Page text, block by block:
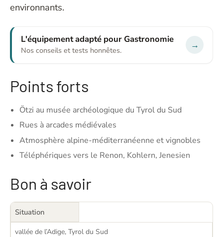
environnants.
L'équipement adapté pour Gastronomie
Nos conseils et tests honnêtes. →
Points forts
Ötzi au musée archéologique du Tyrol du Sud
Rues à arcades médiévales
Atmosphère alpine-méditerranéenne et vignobles
Téléphériques vers le Renon, Kohlern, Jenesien
Bon à savoir
Situation
vallée de l’Adige, Tyrol du Sud